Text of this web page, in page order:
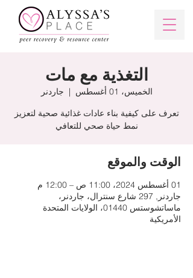
التغذية مع مات
الخميس، 01 أغسطس
  |
جاردنر
تعرف على كيفية بناء عادات غذائية صحية لتعزيز
نمط حياة صحي للتعافي
الوقت والموقع
01 أغسطس 2024، 11:00 ص – 12:00 م
جاردنر, 297 شارع سنترال، جاردنر،
ماساتشوستس 01440، الولايات المتحدة
الأمريكية